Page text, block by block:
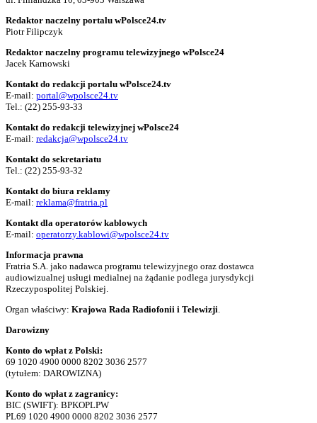
Redaktor naczelny portalu wPolsce24.tv
Piotr Filipczyk
Redaktor naczelny programu telewizyjnego wPolsce24
Jacek Karnowski
Kontakt do redakcji portalu wPolsce24.tv
E-mail: portal@wpolsce24.tv
Tel.: (22) 255-93-33
Kontakt do redakcji telewizyjnej wPolsce24
E-mail: redakcja@wpolsce24.tv
Kontakt do sekretariatu
Tel.: (22) 255-93-32
Kontakt do biura reklamy
E-mail: reklama@fratria.pl
Kontakt dla operatorów kablowych
E-mail: operatorzy.kablowi@wpolsce24.tv
Informacja prawna
Fratria S.A. jako nadawca programu telewizyjnego oraz dostawca
audiowizualnej usługi medialnej na żądanie podlega jurysdykcji
Rzeczypospolitej Polskiej.
Organ właściwy: Krajowa Rada Radiofonii i Telewizji.
Darowizny
Konto do wpłat z Polski:
69 1020 4900 0000 8202 3036 2577
(tytułem: DAROWIZNA)
Konto do wpłat z zagranicy:
BIC (SWIFT): BPKOPLPW
PL69 1020 4900 0000 8202 3036 2577